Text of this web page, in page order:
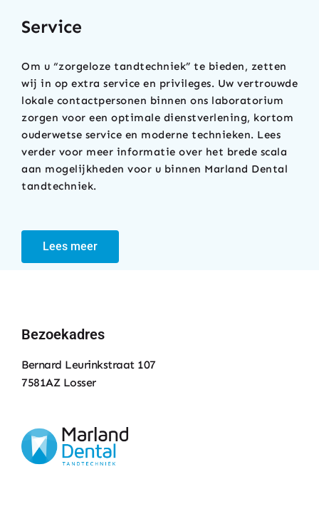
Service
Om u “zorgeloze tandtechniek” te bieden, zetten
wij in op extra service en privileges. Uw vertrouwde
lokale contactpersonen binnen ons laboratorium
zorgen voor een optimale dienstverlening, kortom
ouderwetse service en moderne technieken. Lees
verder voor meer informatie over het brede scala
aan mogelijkheden voor u binnen Marland Dental
tandtechniek.
Lees meer
Bezoekadres
Bernard Leurinkstraat 107
7581AZ Losser